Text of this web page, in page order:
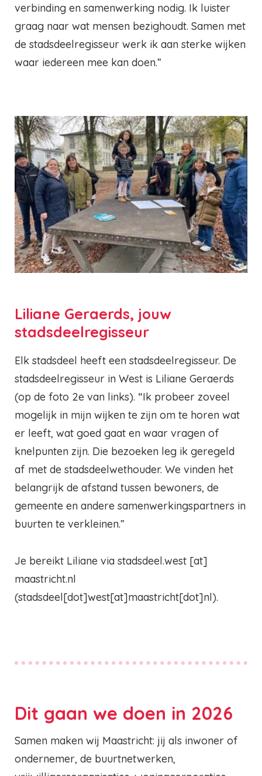
verbinding en samenwerking nodig. Ik luister
graag naar wat mensen bezighoudt. Samen met
de stadsdeelregisseur werk ik aan sterke wijken
waar iedereen mee kan doen.”
Liliane Geraerds, jouw
stadsdeelregisseur
Elk stadsdeel heeft een stadsdeelregisseur. De
stadsdeelregisseur in West is Liliane Geraerds
(op de foto 2e van links). “Ik probeer zoveel
mogelijk in mijn wijken te zijn om te horen wat
er leeft, wat goed gaat en waar vragen of
knelpunten zijn. Die bezoeken leg ik geregeld
af met de stadsdeelwethouder. We vinden het
belangrijk de afstand tussen bewoners, de
gemeente en andere samenwerkingspartners in
buurten te verkleinen.”
Je bereikt Liliane via stadsdeel.west [at]
maastricht.nl
(stadsdeel[dot]west[at]maastricht[dot]nl).
Dit gaan we doen in 2026
Samen maken wij Maastricht: jij als inwoner of
ondernemer, de buurtnetwerken,